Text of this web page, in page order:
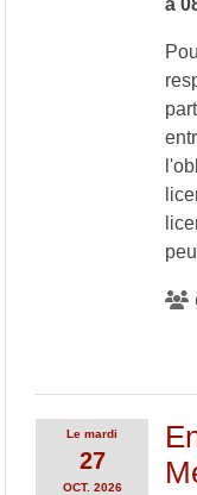
Lemardi
27
OCT. 2026